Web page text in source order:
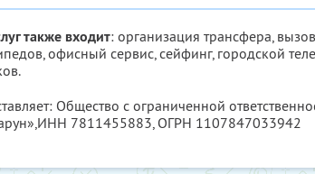
также входит: организация трансфера,
офисный сервис, сейфинг, городской
Общество с ограниченной
ИНН 7811455883, ОГРН 1107847033942